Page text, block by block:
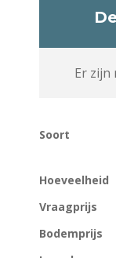
Soort
Hoeveelheid
Vraagprijs
Bodemprijs
Er zijn